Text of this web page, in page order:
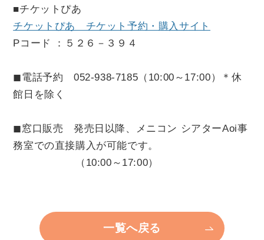
■チケットぴあ
チケットぴあ チケット予約・購入サイト
Pコード ：５２６－３９４
◼︎電話予約052-938-7185 （ 10:00 ～ 17:00）＊休
館日を除く
◼︎窓口販売 発売日以降、メニコン シアターAoi事
務室での直接購入が可能です。
（ 10:00 ～ 17:00）
一覧へ戻る